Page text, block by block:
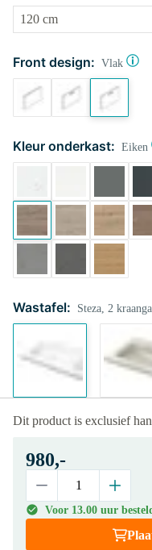
Front design: Vlak
Kleur onderkast: Eiken
Wastafel: Steza, 2
Dit product is exclusief
980,-
Voor 13.00 uur